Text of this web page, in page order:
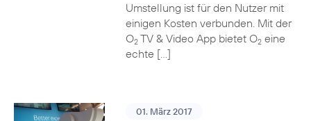
Umstellung ist für den Nutzer mit
einigen Kosten verbunden. Mit der
O2TV & Video App bietet O2eine
echte […]
01. März 2017